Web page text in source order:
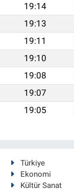
19:14
19:13
19:11
19:10
19:08
19:07
19:05
Türkiye
Ekonomi
Kültür Sanat